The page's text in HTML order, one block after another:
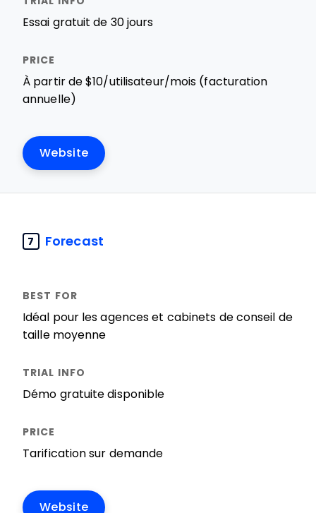
Essai gratuit de 30 jours
À partir de $10/utilisateur/mois (facturation
annuelle)
Website
7 Forecast
Idéal pour les agences et cabinets de conseil de
taille moyenne
Démo gratuite disponible
Tarification sur demande
Website